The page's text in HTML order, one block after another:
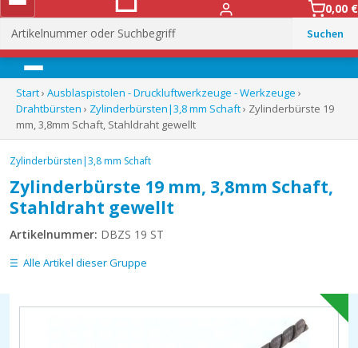
Suchen
nach:
0,00 €
Menü
Start› Ausblaspistolen - Druckluftwerkzeuge - Werkzeuge ›
Drahtbürsten › Zylinderbürsten|3,8 mm Schaft› Zylinderbürste 19
mm, 3,8mm Schaft, Stahldraht gewellt
Zylinderbürsten|3,8 mm Schaft
Zylinderbürste 19 mm, 3,8mm Schaft,
Stahldraht gewellt
Artikelnummer: DBZS 19 ST
Alle Artikel dieser Gruppe